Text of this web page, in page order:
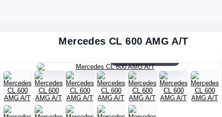
Mercedes CL 600 AMG A/T